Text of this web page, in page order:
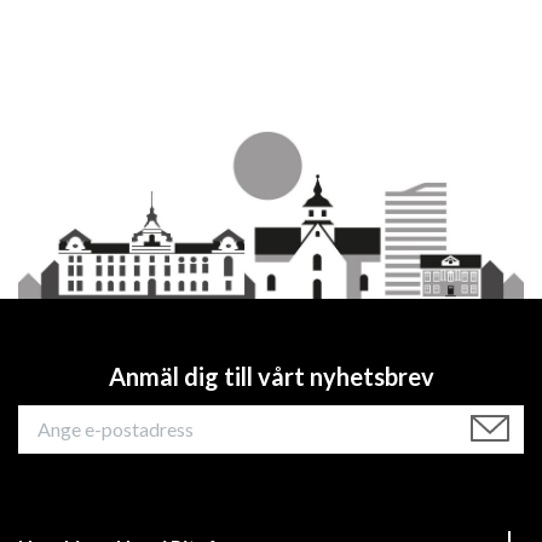
Anmäl dig till vårt nyhetsbrev